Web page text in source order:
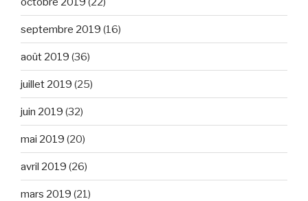
septembre 2019 (16)
août 2019 (36)
juillet 2019 (25)
juin 2019 (32)
mai 2019 (20)
avril 2019 (26)
mars 2019 (21)